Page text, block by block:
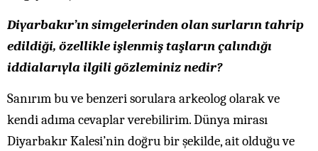
Diyarbakır’ın simgelerinden olan surların tahrip
edildiği, özellikle işlenmiş taşların çalındığı
iddialarıyla ilgili gözleminiz nedir?
Sanırım bu ve benzeri sorulara arkeolog olarak ve
kendi adıma cevaplar verebilirim. Dünya mirası
Diyarbakır Kalesi’nin doğru bir şekilde, ait olduğu ve